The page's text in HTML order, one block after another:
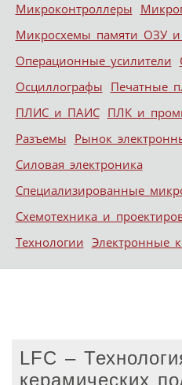
Микроконтроллеры
Микросхемы памяти ОЗУ
Операционные усилители
Осциллографы Печатные
ПЛИС и ПАИС ПЛК и
Разъемы Рынок
Силовая электроника
Специализированные
Схемотехника и
Технологии Электронные
LFC –
керамических